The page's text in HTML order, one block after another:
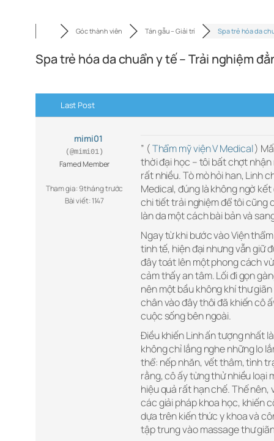
Góc thành viên Tán gẫu – Giải trí Spa trẻ hóa da
Spa trẻ hóa da chuẩn y tế – Trải nghiệm
Last Post
mimi01
(@mimi01)
Famed Member
Tham gia: 9 tháng trước
Bài viết: 1147
” (Thẩm mỹ viện V Medical)
thời đại học – tôi bất chợt
rất nhiều. Tò mò hỏi han, Linh
Medical, đúng là không ngờ
chi tiết trải nghiệm để tôi cũng
làn da một cách bài bản và
Ngay từ khi bước vào Viện
tinh tế, hiện đại nhưng vẫn giữ
đây toát lên một phong cách
cảm thấy an tâm. Lối đi gọn
nên một bầu không khí thư
chân vào đây thôi đã khiến cô
cuộc sống bên ngoài.
Điều khiến Linh ấn tượng nhất
không chỉ lắng nghe những lo
thể: nếp nhăn, vết thâm, tình
rằng, cô ấy từng thử nhiều loại
hiệu quả rất hạn chế. Thế
các giải pháp khoa học, khiến
dựa trên kiến thức y khoa và
tập trung vào massage thư